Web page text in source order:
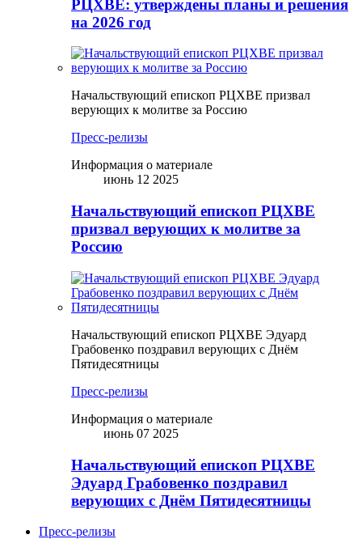
РЦХВЕ: утверждены планы и решения
на 2026 год
Начальствующий епископ РЦХВЕ призвал
верующих к молитве за Россию
Пресс-релизы
Информация о материале
июнь 12 2025
Начальствующий епископ РЦХВЕ
призвал верующих к молитве за
Россию
Начальствующий епископ РЦХВЕ Эдуард
Грабовенко поздравил верующих с Днём
Пятидесятницы
Пресс-релизы
Информация о материале
июнь 07 2025
Начальствующий епископ РЦХВЕ
Эдуард Грабовенко поздравил
верующих с Днём Пятидесятницы
Пресс-релизы